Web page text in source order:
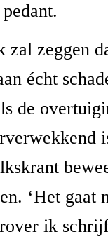
zal zeggen
écht
de
‘Het gaat
ik